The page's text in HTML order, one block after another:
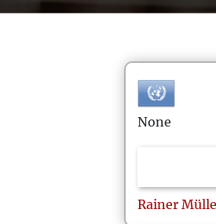
None
Rainer